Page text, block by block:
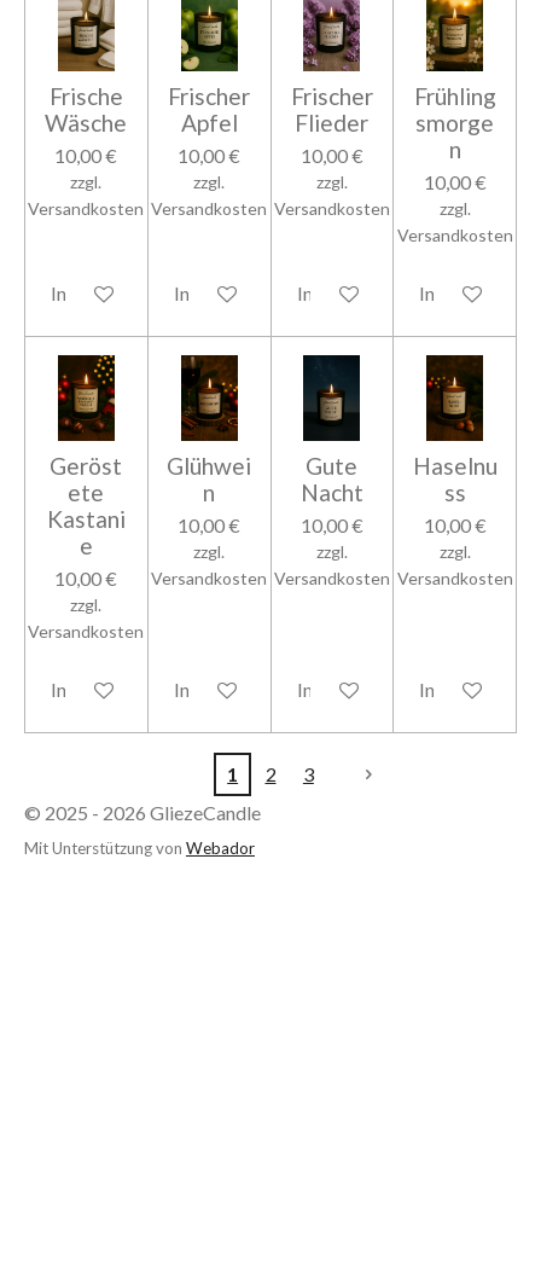
Frische
Wäsche
10,00 €
zzgl.
Versandkosten
In den Warenkorb
Frischer
Apfel
10,00 €
zzgl.
Versandkosten
In den Warenkorb
Frischer
Flieder
10,00 €
zzgl.
Versandkosten
In den Warenkorb
Frühling
smorge
n
10,00 €
zzgl.
Versandkosten
In den
Geröst
ete
Kastani
e
10,00 €
zzgl.
Versandkosten
In den Warenkorb
Glühwei
n
10,00 €
zzgl.
Versandkosten
In den Warenkorb
Gute
Nacht
10,00 €
zzgl.
Versandkosten
In den Warenkorb
Haselnu
ss
10,00 €
zzgl.
Versandkosten
In den
1 2
3
© 2025 - 2026 GliezeCandle
Mit Unterstützung von Webador